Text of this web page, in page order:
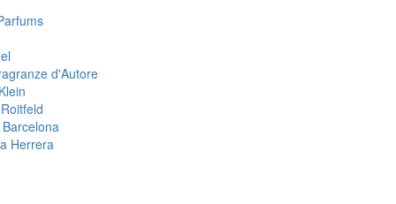
d'Autore
Herrera